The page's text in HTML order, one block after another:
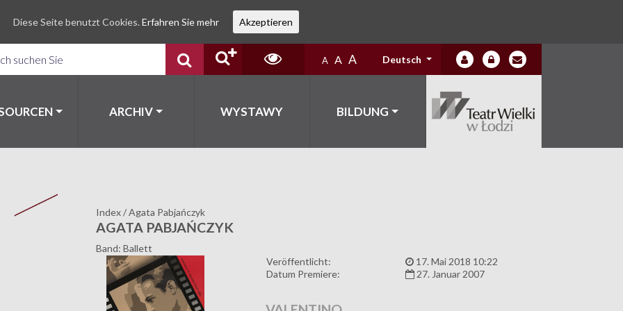
A A A Deutsch
ARCHIV WYSTAWY BILDUNG
Index/Agata Pabjańczyk
AGATA PABJAŃCZYK
Band: Ballett
Veröffentlicht:
17. Mai 2018 10:22
Datum Premiere:
27. Januar 2007
Diese Seite benutzt Cookies. Erfahren Sie mehr Akzeptieren